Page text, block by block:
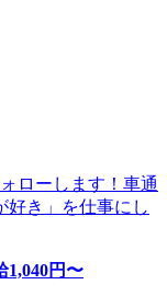
ローします！車通
好き」を仕事にし
1,040円〜